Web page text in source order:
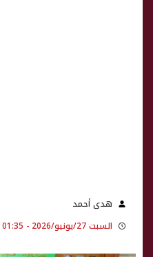
هدى أحمد
السبت 27/يونيو/2026 - 01:35 م